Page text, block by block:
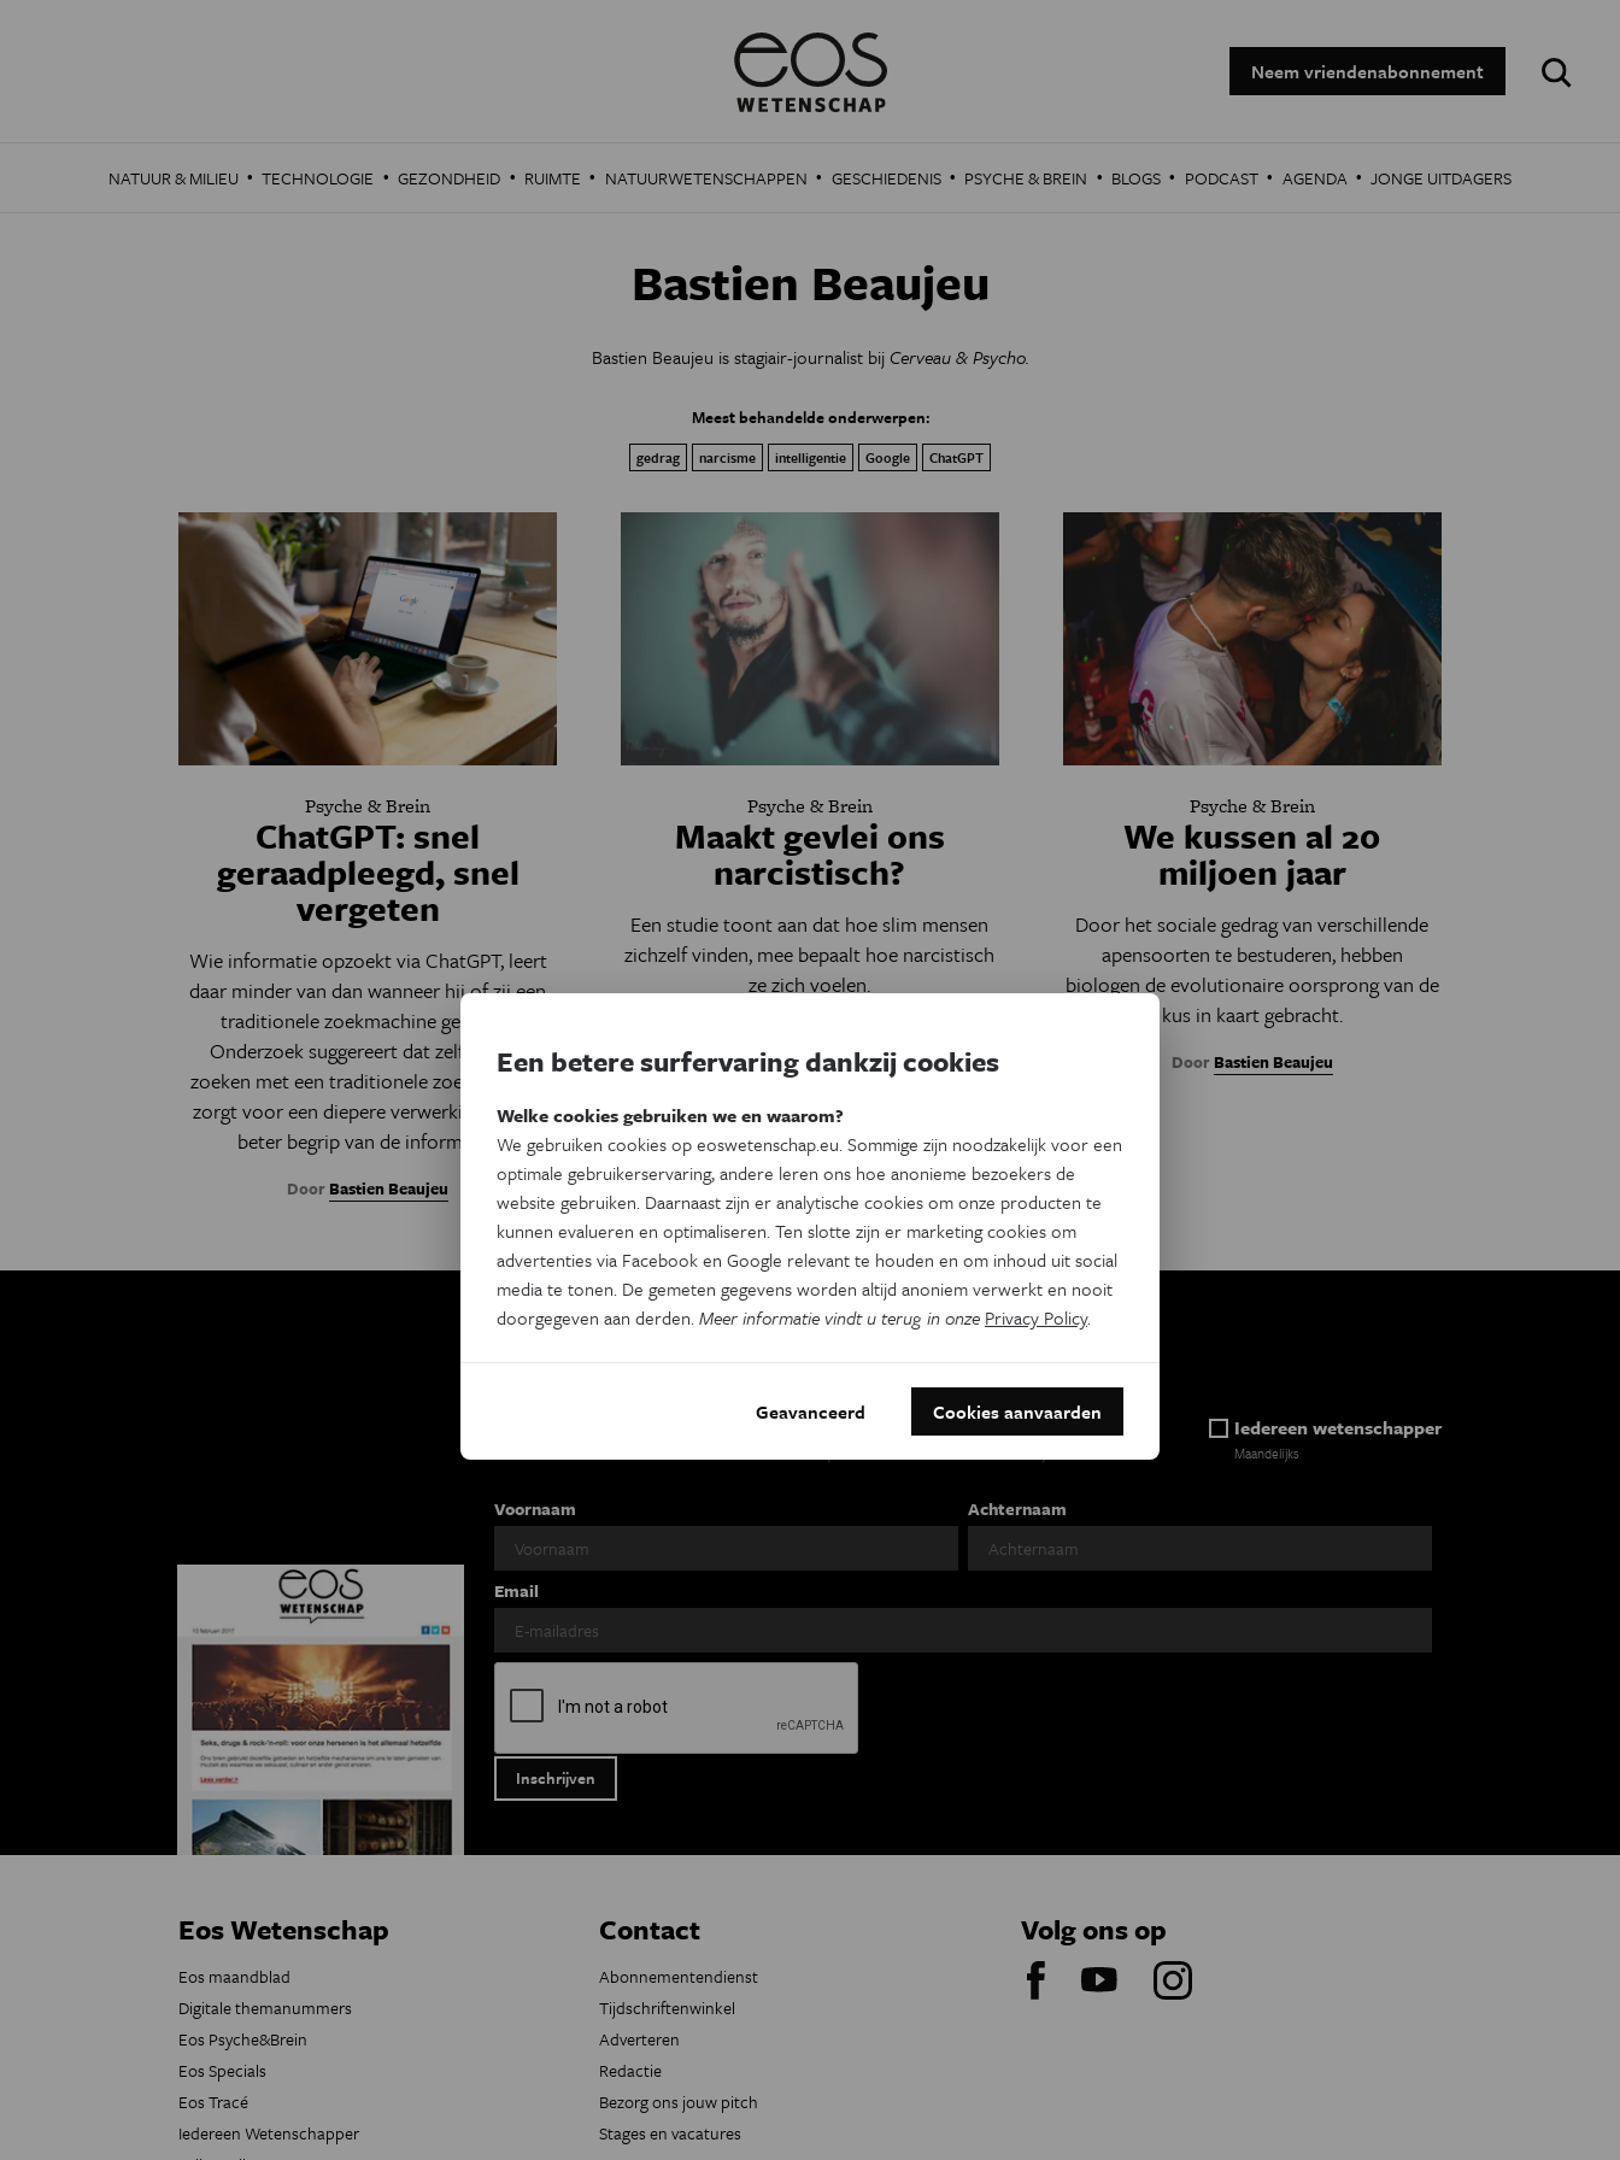
Neem vriendenabonnement
Zoeken:
NATUUR & MILIEU · TECHNOLOGIE · GEZONDHEID · RUIMTE · NATUURWETENSCHAPPEN · GESCHIEDENIS · PSYCHE & BREIN · BLOGS · PODCAST · AGENDA · JONGE UITDAGERS
Bastien Beaujeu
Bastien Beaujeu is stagiair-journalist bij Cerveau & Psycho.
Meest behandelde onderwerpen:
gedrag narcisme intelligentie Google ChatGPT
Psyche & Brein
ChatGPT: snel
geraadpleegd, snel
vergeten
Wie informatie opzoekt via ChatGPT, leert
daar minder van dan wanneer hij of zij een
traditionele zoekmachine gebruikt.
Onderzoek suggereert dat zelfstandig
zoeken met een traditionele zoekmachine
zorgt voor een diepere verwerking en een
beter begrip van de informatie.
Door Bastien Beaujeu
Psyche & Brein
Maakt gevlei ons
narcistisch?
Een studie toont aan dat hoe slim mensen
zichzelf vinden, mee bepaalt hoe narcistisch
ze zich voelen.
Psyche & Brein
We kussen al 20
miljoen jaar
Door het sociale gedrag van verschillende
apensoorten te bestuderen, hebben
biologen de evolutionaire oorsprong van de
kus in kaart gebracht.
Door Bastien Beaujeu
Tracé Psyche & brein Iedereen wetenschapper
Maandelijks
Voornaam Achternaam
Email
Eos Wetenschap
Eos maandblad
Digitale themanummers
Eos Psyche&Brein
Eos Specials
Eos Tracé
Iedereen Wetenschapper
Contact
Abonnementendienst
Tijdschriftenwinkel
Adverteren
Redactie
Bezorg ons jouw pitch
Stages en vacatures
Volg ons op
Een betere surfervaring dankzij cookies
Welke cookies gebruiken we en waarom?
We gebruiken cookies op eoswetenschap.eu. Sommige zijn noodzakelijk voor een
optimale gebruikerservaring, andere leren ons hoe anonieme bezoekers de
website gebruiken. Daarnaast zijn er analytische cookies om onze producten te
kunnen evalueren en optimaliseren. Ten slotte zijn er marketing cookies om
advertenties via Facebook en Google relevant te houden en om inhoud uit social
media te tonen. De gemeten gegevens worden altijd anoniem verwerkt en nooit
doorgegeven aan derden.Meer informatie vindt u terug in onze Privacy Policy.
Geavanceerd Cookies aanvaarden